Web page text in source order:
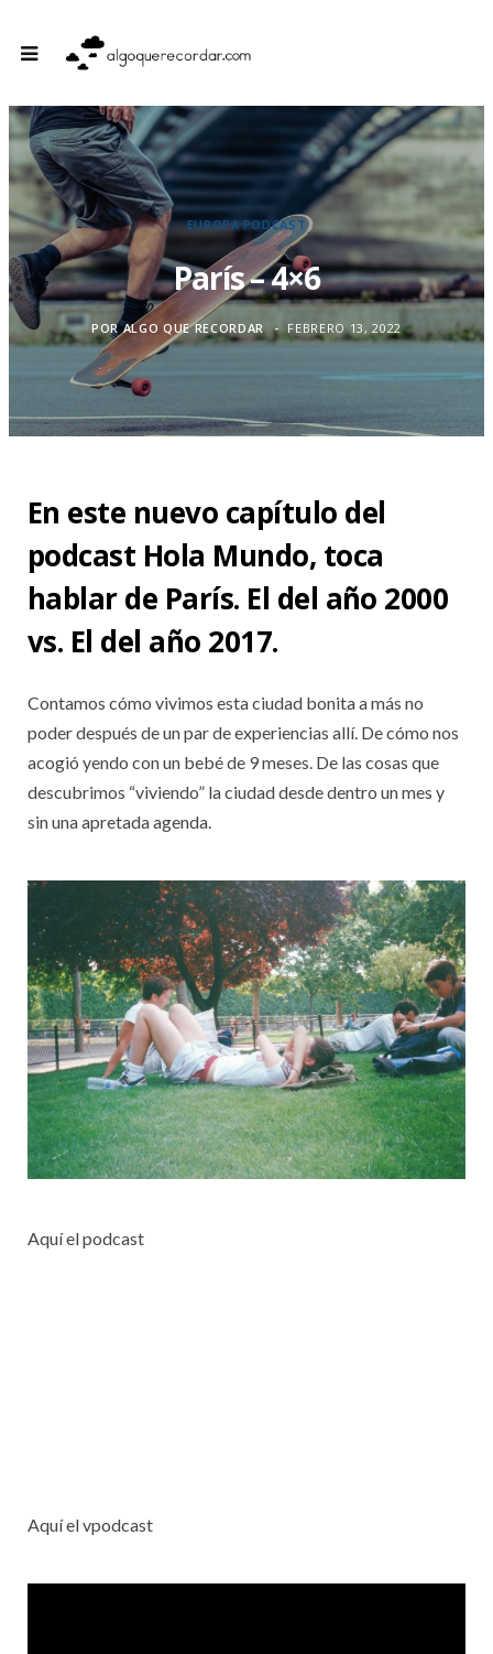
EUROPA PODCAST
París – 4×6
PORALGO QUE RECORDAR FEBRERO 13, 2022
En este nuevo capítulo del
podcast Hola Mundo, toca
hablar de París. El del año 2000
vs. El del año 2017.
Contamos cómo vivimos esta ciudad bonita a más no
poder después de un par de experiencias allí. De cómo nos
acogió yendo con un bebé de 9 meses. De las cosas que
descubrimos “viviendo” la ciudad desde dentro un mes y
sin una apretada agenda.
Aquí el podcast
Aquí el vpodcast